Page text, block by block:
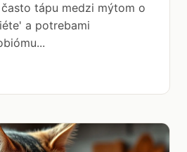
tápu medzi mýtom o
a potrebami